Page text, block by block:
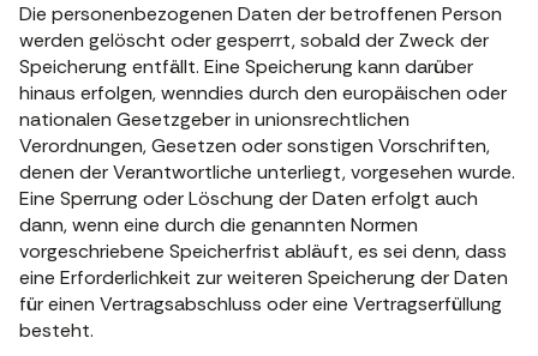
Die personenbezogenen Daten der betroffenen Person
werden gelöscht oder gesperrt, sobald der Zweck der
Speicherung entfällt. Eine Speicherung kann darüber
hinaus erfolgen, wenndies durch den europäischen oder
nationalen Gesetzgeber in unionsrechtlichen
Verordnungen, Gesetzen oder sonstigen Vorschriften,
denen der Verantwortliche unterliegt, vorgesehen wurde.
Eine Sperrung oder Löschung der Daten erfolgt auch
dann, wenn eine durch die genannten Normen
vorgeschriebene Speicherfrist abläuft, es sei denn, dass
eine Erforderlichkeit zur weiteren Speicherung der Daten
für einen Vertragsabschluss oder eine Vertragserfüllung
besteht.